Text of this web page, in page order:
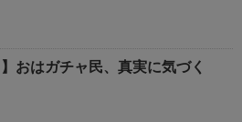
】おはガチャ民、真実に気づく